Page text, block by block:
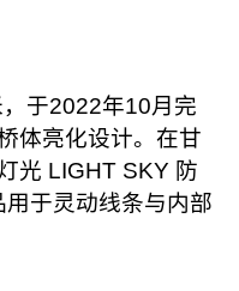
于2022年10月完
体亮化设计。在甘
光 LIGHT SKY 防
于灵动线条与内部